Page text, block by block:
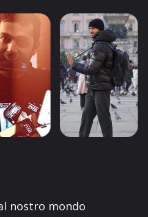
nostro mondo